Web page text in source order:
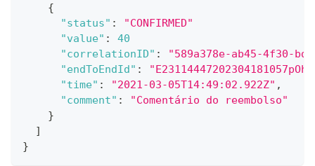
{
"status" :
"CONFIRMED"
"value" :
40
"correlationID" :
"589a378e-ab45-4f30-
"endToEndId" :
"time" : "2021-03-05T14:49:02.922Z" ,
"comment" :
"Comentário do reembolso"
}
]
}